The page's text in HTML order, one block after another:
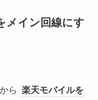
メイン回線にす
ら 楽天モバイルを